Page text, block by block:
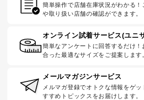
簡単操作で店舗在庫状況がわかる！
や取り扱い店舗の確認ができます。
オンライン試着サービス(ユニ
簡単なアンケートに回答するだけ！
合った最適なサイズをご提案します
メールマガジンサービス
メルマガ登録でオトクな情報をゲ
すすめトピックスをお届けします。